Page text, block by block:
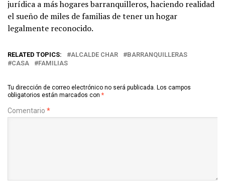
jurídica a más hogares barranquilleros, haciendo realidad
el sueño de miles de familias de tener un hogar
legalmente reconocido.
RELATED TOPICS: ALCALDE CHAR
BARRANQUILLERAS
CASA
FAMILIAS
Tu dirección de correo electrónico no será publicada. Los campos
obligatorios están marcados con *
Comentario *